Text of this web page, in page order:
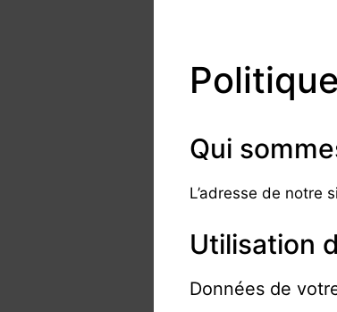
Qui
L’adresse de notre
Utilisation
Données de